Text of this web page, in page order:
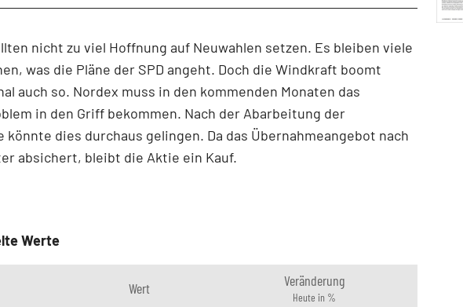
nicht zu viel Hoffnung auf Neuwahlen setzen. Es bleiben viele
was die Pläne der SPD angeht. Doch die Windkraft boomt
auch so. Nordex muss in den kommenden Monaten das
in den Griff bekommen. Nach der Abarbeitung der
könnte dies durchaus gelingen. Da das Übernahmeangebot nach
absichert, bleibt die Aktie ein Kauf.
Werte
Wert Veränderung
Heute in %